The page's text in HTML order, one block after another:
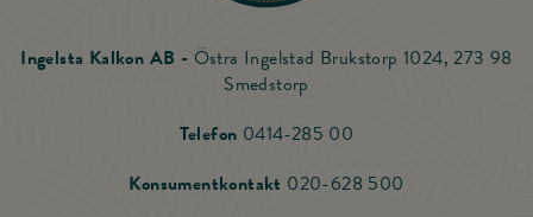
Ingelsta Kalkon AB - Östra Ingelstad Brukstorp 1024, 273 98
Smedstorp
Telefon 0414-285 00
Konsumentkontakt 020-628 500